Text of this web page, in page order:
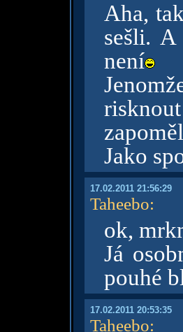
Aha,
sešli.
není
zapoměl
Jako
17.02.2011 21:56:29
Taheebo:
ok,
Já
pouhé
17.02.2011 20:53:35
Taheebo: